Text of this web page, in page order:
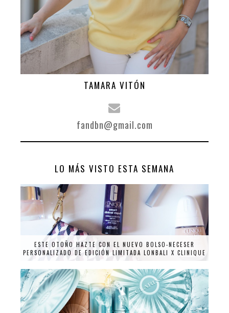
TAMARA VITÓN
fandbn@gmail.com
LO MÁS VISTO ESTA SEMANA
ESTE OTOÑO HAZTE CON EL NUEVO BOLSO-NECESER
PERSONALIZADO DE EDICIÓN LIMITADA LONBALI X CLINIQUE